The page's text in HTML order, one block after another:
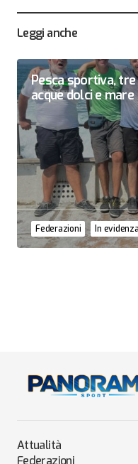
Leggi anche
Pesca sportiva,
acque dolci e mare
Federazioni In evidenza
Attualità
Federazioni